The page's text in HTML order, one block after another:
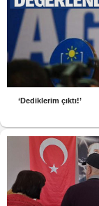
‘Dediklerim çıktı!’